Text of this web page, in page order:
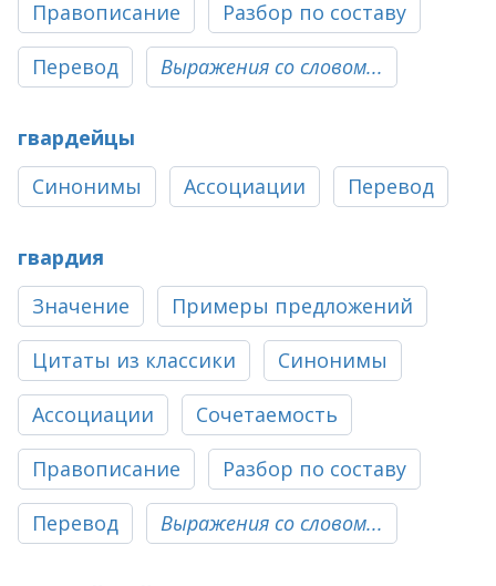
Правописание Разбор по составу
Перевод Выражения со словом...
гвардейцы
Синонимы
Ассоциации Перевод
гвардия
Значение
Примеры предложений
Цитаты из классики Синонимы
Ассоциации Сочетаемость
Правописание Разбор по составу
Перевод Выражения со словом...